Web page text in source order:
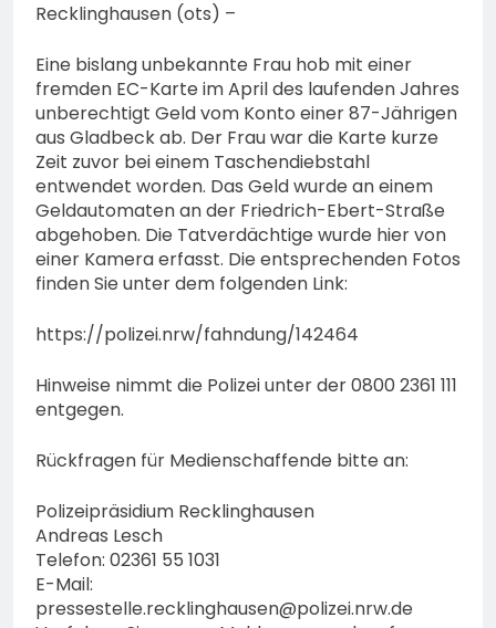
Recklinghausen (ots) –
Eine bislang unbekannte Frau hob mit einer
fremden EC-Karte im April des laufenden Jahres
unberechtigt Geld vom Konto einer 87-Jährigen
aus Gladbeck ab. Der Frau war die Karte kurze
Zeit zuvor bei einem Taschendiebstahl
entwendet worden. Das Geld wurde an einem
Geldautomaten an der Friedrich-Ebert-Straße
abgehoben. Die Tatverdächtige wurde hier von
einer Kamera erfasst. Die entsprechenden Fotos
finden Sie unter dem folgenden Link:
https://polizei.nrw/fahndung/142464
Hinweise nimmt die Polizei unter der 0800 2361 111
entgegen.
Rückfragen für Medienschaffende bitte an:
Polizeipräsidium Recklinghausen
Andreas Lesch
Telefon: 02361 55 1031
E-Mail:
pressestelle.recklinghausen@polizei.nrw.de